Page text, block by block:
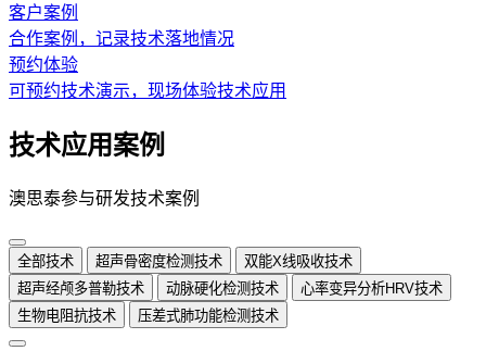
客户案例
合作案例，记录技术落地情况
预约体验
可预约技术演示，现场体验技术应用
技术应用案例
澳思泰参与研发技术案例
全部技术 超声骨密度检测技术
双能X线吸收技术
超声经颅多普勒技术
动脉硬化检测技术
心率变异分析HRV技术
生物电阻抗技术
压差式肺功能检测技术